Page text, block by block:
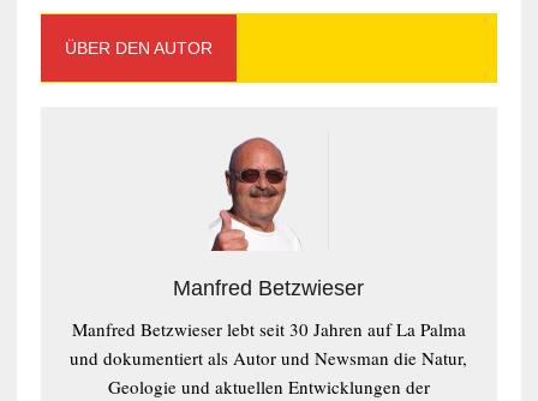
ÜBER DEN AUTOR
Manfred Betzwieser
Manfred Betzwieser lebt seit 30 Jahren auf La Palma
und dokumentiert als Autor und Newsman die Natur,
Geologie und aktuellen Entwicklungen der